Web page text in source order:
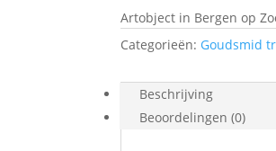
Artobject in Bergen op
Categorieën: Goudsmid
Beschrijving
Beoordelingen (0)